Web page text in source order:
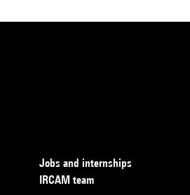
Jobs and internships
IRCAM team